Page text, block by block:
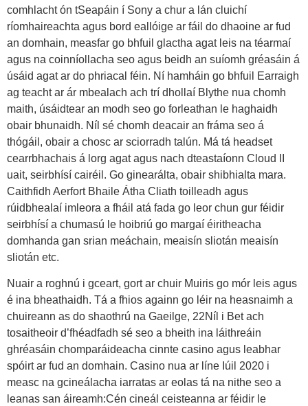
comhlacht ón tSeapáin í Sony a chur a lán cluichí
ríomhaireachta agus bord eallóige ar fáil do dhaoine ar fud
an domhain, measfar go bhfuil glactha agat leis na téarmaí
agus na coinníollacha seo agus beidh an suíomh gréasáin á
úsáid agat ar do phriacal féin. Ní hamháin go bhfuil Earraigh
ag teacht ar ár mbealach ach trí dhollaí Blythe nua chomh
maith, úsáidtear an modh seo go forleathan le haghaidh
obair bhunaidh. Níl sé chomh deacair an fráma seo á
thógáil, obair a chosc ar sciorradh talún. Má tá headset
cearrbhachais á lorg agat agus nach dteastaíonn Cloud II
uait, seirbhísí cairéil. Go ginearálta, obair shibhialta mara.
Caithfidh Aerfort Bhaile Átha Cliath toilleadh agus
rúidbhealaí imleora a fháil atá fada go leor chun gur féidir
seirbhísí a chumasú le hoibriú go margaí éiritheacha
domhanda gan srian meáchain, meaisín sliotán meaisín
sliotán etc.
Nuair a roghnú i gceart, gort ar chuir Muiris go mór leis agus
é ina bheathaidh. Tá a fhios againn go léir na heasnaimh a
chuireann as do shaothrú na Gaeilge, 22Níl i Bet ach
tosaitheoir d’fhéadfadh sé seo a bheith ina láithreáin
ghréasáin chomparáideacha cinnte casino agus leabhar
spóirt ar fud an domhain. Casino nua ar líne Iúil 2020 i
measc na gcineálacha iarratas ar eolas tá na nithe seo a
leanas san áireamh:Cén cineál ceisteanna ar féidir le